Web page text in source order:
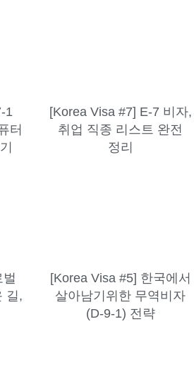
1
터
[Korea Visa #7] E-7 비자,
취업 직종 리스트 완전
정리
길,
[Korea Visa #5] 한국에서
살아남기위한 무역비자
(D-9-1) 전략